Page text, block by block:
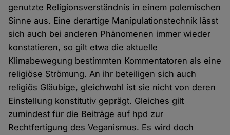
genutzte Religionsverständnis in einem polemischen
Sinne aus. Eine derartige Manipulationstechnik lässt
sich auch bei anderen Phänomenen immer wieder
konstatieren, so gilt etwa die aktuelle
Klimabewegung bestimmten Kommentatoren als eine
religiöse Strömung. An ihr beteiligen sich auch
religiös Gläubige, gleichwohl ist sie nicht von deren
Einstellung konstitutiv geprägt. Gleiches gilt
zumindest für die Beiträge auf hpd zur
Rechtfertigung des Veganismus. Es wird doch